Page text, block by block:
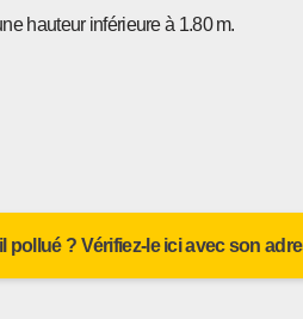
hauteur inférieure à 1.80 m.
pollué ? Vérifiez-le ici avec son